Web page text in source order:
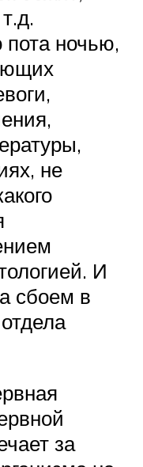
пота ночью,
не
И
сбоем в
за